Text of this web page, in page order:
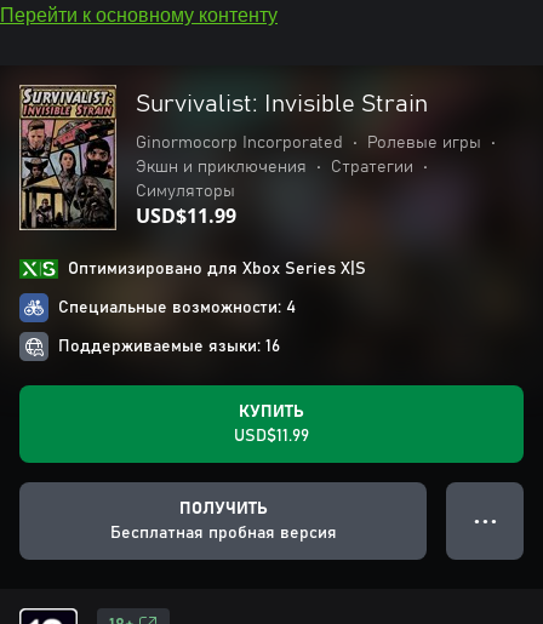
Перейти к основному контенту
Survivalist: Invisible Strain
Ginormocorp Incorporated • Ролевые игры
•
Экшн и приключения
• Стратегии
•
Симуляторы
USD$11.99
Оптимизировано для Xbox Series X|S
Специальные возможности: 4
Поддерживаемые языки: 16
КУПИТЬ
USD$11.99
ПОЛУЧИТЬ
Бесплатная пробная версия
● ● ●